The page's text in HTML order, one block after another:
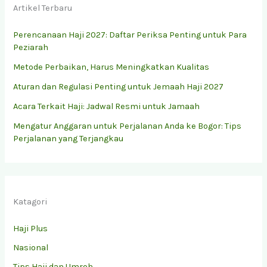
Artikel Terbaru
Perencanaan Haji 2027: Daftar Periksa Penting untuk Para
Peziarah
Metode Perbaikan, Harus Meningkatkan Kualitas
Aturan dan Regulasi Penting untuk Jemaah Haji 2027
Acara Terkait Haji: Jadwal Resmi untuk Jamaah
Mengatur Anggaran untuk Perjalanan Anda ke Bogor: Tips
Perjalanan yang Terjangkau
Katagori
Haji Plus
Nasional